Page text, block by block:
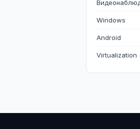
Windows
Android
Virtualization